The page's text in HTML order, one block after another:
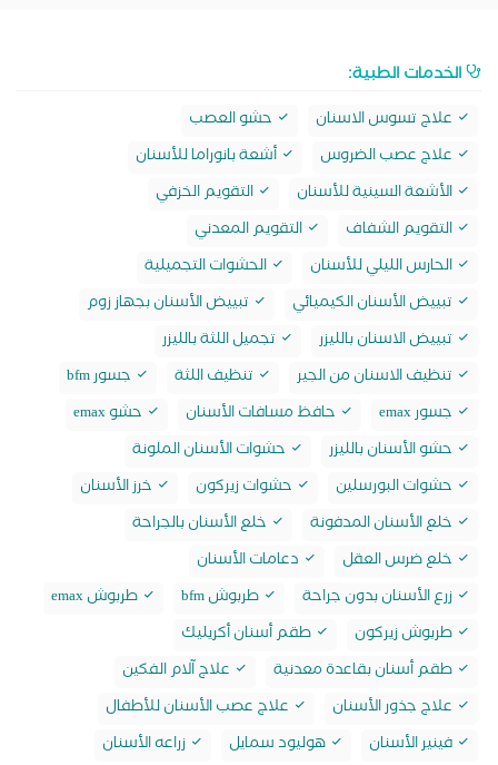
الخدمات الطبية:
علاج تسوس الاسنان
حشو العصب
علاج عصب الضروس
أشعة بانوراما للأسنان
الأشعة السينية للأسنان
التقويم الخزفي
التقويم الشفاف
التقويم المعدني
الحارس الليلي للأسنان
الحشوات التجميلية
تبييض الأسنان الكيميائي
تبييض الأسنان بجهاز زوم
تبييض الاسنان بالليزر
تجميل اللثة بالليزر
تنظيف الاسنان من الجير
تنظيف اللثة
جسور bfm
جسور emax
حافظ مسافات الأسنان
حشو emax
حشو الأسنان بالليزر
حشوات الأسنان الملونة
حشوات البورسلين
حشوات زيركون
خرز الأسنان
خلع الأسنان المدفونة
خلع الأسنان بالجراحة
خلع ضرس العقل
دعامات الأسنان
زرع الأسنان بدون جراحة
طربوش bfm
طربوش emax
طربوش زيركون
طقم أسنان أكريليك
طقم أسنان بقاعدة معدنية
علاج آلام الفكين
علاج جذور الأسنان
علاج عصب الأسنان للأطفال
فينير الأسنان
هوليود سمايل
زراعه الأسنان